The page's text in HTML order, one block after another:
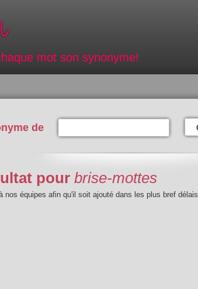
mot son synonyme!
de
pour brise-mottes
nos équipes afin qu'il soit ajouté dans les plus bref